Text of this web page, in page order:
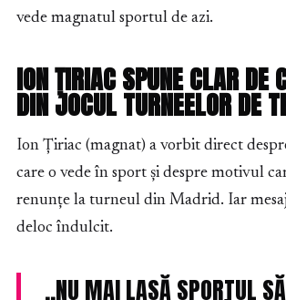
vede magnatul sportul de azi.
ION ȚIRIAC SPUNE CLAR DE
DIN JOCUL TURNEELOR DE
Ion Țiriac (magnat) a vorbit direct
care o vede în sport și despre motivul
renunțe la turneul din Madrid. Iar
deloc îndulcit.
„NU MAI LASĂ SPORTUL